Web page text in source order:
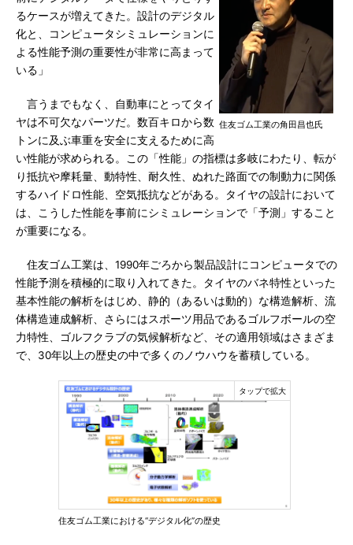
住友ゴム工業の角田昌也氏
るケースが増えてきた。設計のデジタル
化と、コンピュータシミュレーションに
よる性能予測の重要性が非常に高まって
いる」
言うまでもなく、自動車にとってタイ
ヤは不可欠なパーツだ。数百キロから数
トンに及ぶ車重を安全に支えるために高
い性能が求められる。この「性能」の指標は多岐にわたり、転が
り抵抗や摩耗量、動特性、耐久性、ぬれた路面での制動力に関係
するハイドロ性能、空気抵抗などがある。タイヤの設計において
は、こうした性能を事前にシミュレーションで「予測」すること
が重要になる。
住友ゴム工業は、1990年ごろから製品設計にコンピュータでの
性能予測を積極的に取り入れてきた。タイヤのバネ特性といった
基本性能の解析をはじめ、静的（あるいは動的）な構造解析、流
体構造連成解析、さらにはスポーツ用品であるゴルフボールの空
力特性、ゴルフクラブの気候解析など、その適用領域はさまざま
で、30年以上の歴史の中で多くのノウハウを蓄積している。
住友ゴム工業における“デジタル化”の歴史